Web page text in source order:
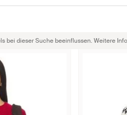
bei dieser Suche beeinflussen. Weitere